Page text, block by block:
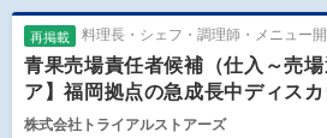
再掲載 料理長・シェフ・調理師・メニュー
青果売場責任者候補（仕入～売
ア】福岡拠点の急成長中ディス
株式会社トライアルストアーズ